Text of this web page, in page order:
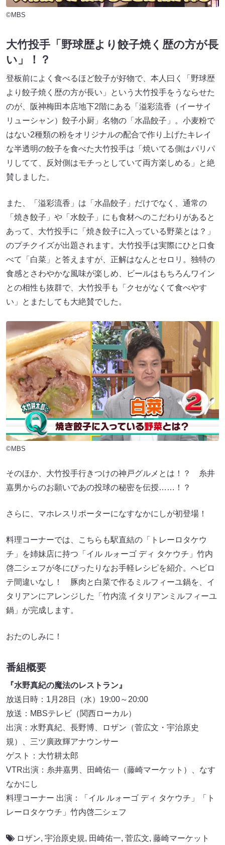
©MBS
大竹投手「野球歴より餃子焼く歴の方が長
い」！？
登板前によく食べるほど餃子が好物で、本人曰く「野球歴
より餃子焼く歴の方が長い」という大竹投手をうならせた
のが、阪神梅田本店地下2階にある「溢彩流香（イーサイ
リューシャン）餃子小厨」名物の「水晶餃子」。小麦粉で
はない2種類の粉をオリジナルの配合で作り上げたキレイ
な半透明の餃子を食べた大竹投手は「焼いてる側はパリパ
リしてて、反対側はモチっとしていて両方楽しめる」と絶
賛しました。
また、「溢彩流香」は「水晶餃子」だけでなく、通常の
「焼き餃子」や「水餃子」にも食材へのこだわりがあると
あって、大竹投手に「焼き餃子に入っている野菜とは？」
のプチクイズが出題されます。大竹投手は実際にひと口食
べて「白菜」と答えますが、正解はなんとセロリ。独特の
食感とさわやかな風味が楽しめ、ビールはもちろんワイン
との相性も抜群で、大竹投手も「クセがなくて食べやす
い」とまたしても大絶賛でした。
©MBS
そのほか、大竹投手行きつけの神戸グルメとは！？ 糸井
嘉男からのお願いであの投球の秘密を伝授……！？
さらに、マホレスリポーターになすなかにしが初登場！
料理コーナーでは、こちらも駅直結の「トレーロタケウ
チ」を姉妹店に持つ「イル ルォーゴ ディ タケウチ」竹内
啓二シェフが冬にぴったりなお手軽レシピを紹介。ヘビロ
テ間違いなし！ 豚肉と白菜で作るミルフィーユ鍋を、イ
タリアンにアレンジした「竹内流 イタリアンミルフィーユ
鍋」が完成します。
おたのしみに！
番組概要
『水野真紀の魔法のレストラン』
放送日時：1月28日（水）19:00～20:00
放送：MBSテレビ（関西ローカル）
出演：水野真紀、長野博、ロザン（菅広文・宇治原史
規）、三ツ廣政輝アナウンサー
ゲスト：大竹耕太郎
VTR出演：糸井嘉男、田崎佑一（藤崎マーケット）、なす
なかにし
料理コーナー 出演：「イル ルォーゴ ディ タケウチ」「ト
レーロタケウチ」竹内啓二シェフ
ロザン, 宇治原史規, 田崎佑一, 菅広文, 藤崎マーケット